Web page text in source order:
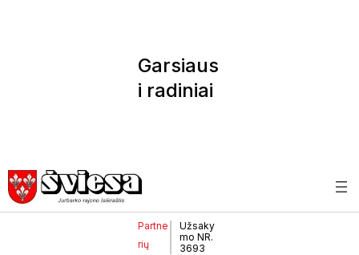
Garsiaus
i radiniai
iumi
Partne
rių
Užsaky
mo NR.
3693